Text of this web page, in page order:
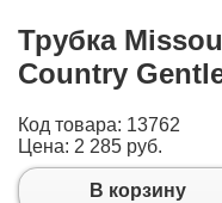
Трубка
Country
Код товара: 13762
Цена: 2 285 руб.
В корзину